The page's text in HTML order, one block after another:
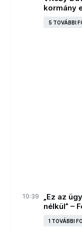
kormány
5 TOVÁBBI
10:39
„Ez az
nélkül” –
1 TOVÁBBI